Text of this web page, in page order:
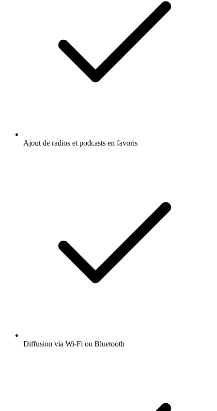
Ajout de radios et podcasts en favoris
Diffusion via Wi-Fi ou Bluetooth